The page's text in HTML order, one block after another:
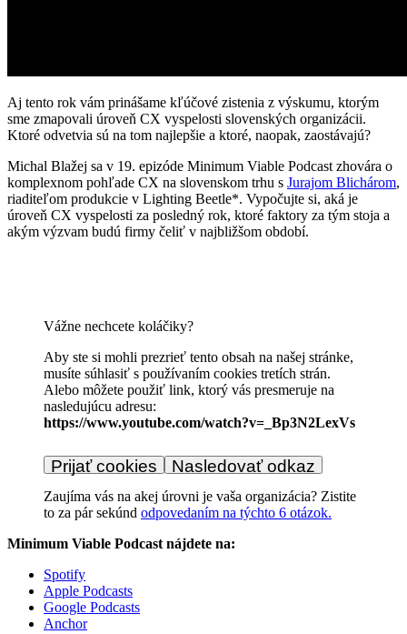
Aj tento rok vám prinášame kľúčové zistenia z výskumu, ktorým
sme zmapovali úroveň CX vyspelosti slovenských organizácii.
Ktoré odvetvia sú na tom najlepšie a ktoré, naopak, zaostávajú?
Michal Blažej sa v 19. epizóde Minimum Viable Podcast zhovára o
komplexnom pohľade CX na slovenskom trhu s Jurajom Blichárom,
riaditeľom produkcie v Lighting Beetle*. Vypočujte si, aká je
úroveň CX vyspelosti za posledný rok, ktoré faktory za tým stoja a
akým výzvam budú firmy čeliť v najbližšom období.
Vážne nechcete koláčiky?
Aby ste si mohli prezrieť tento obsah na našej stránke,
musíte súhlasiť s používaním cookies tretích strán.
Alebo môžete použiť link, ktorý vás presmeruje na
nasledujúcu adresu:
https://www.youtube.com/watch?v=_Bp3N2LexVs
Prijať cookies Nasledovať odkaz
Zaujíma vás na akej úrovni je vaša organizácia? Zistite
to za pár sekúnd odpovedaním na týchto 6 otázok.
Minimum Viable Podcast nájdete na:
Spotify
Apple Podcasts
Google Podcasts
Anchor